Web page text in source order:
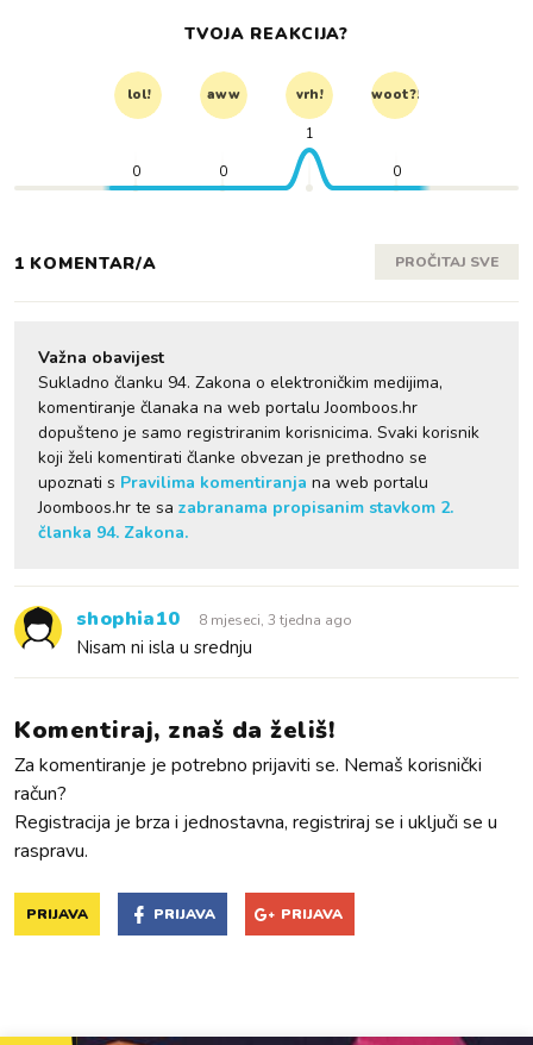
TVOJA REAKCIJA?
lol! aww vrh! woot?!
0 0
1
0
1 KOMENTAR/A PROČITAJ SVE
Važna obavijest
Sukladno članku 94. Zakona o elektroničkim medijima,
komentiranje članaka na web portalu Joomboos.hr
dopušteno je samo registriranim korisnicima. Svaki korisnik
koji želi komentirati članke obvezan je prethodno se
upoznati s Pravilima komentiranja na web portalu
Joomboos.hr te sa zabranama propisanim stavkom 2.
članka 94. Zakona.
shophia10 8 mjeseci, 3 tjedna ago
Nisam ni isla u srednju
Komentiraj, znaš da želiš!
Za komentiranje je potrebno prijaviti se. Nemaš korisnički
račun?
Registracija je brza i jednostavna, registriraj se i uključi se u
raspravu.
PRIJAVA PRIJAVA PRIJAVA